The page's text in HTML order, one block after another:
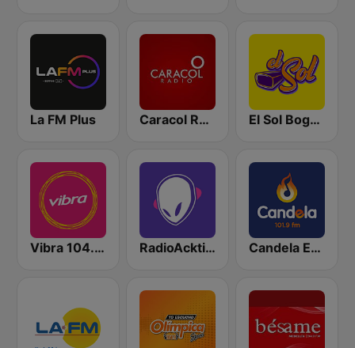
La FM Plus Caracol Radio Medellín El Sol Bogotá
Vibra 104.9 FM RadioAcktiva Bogotá Candela Estereo 101.9 FM